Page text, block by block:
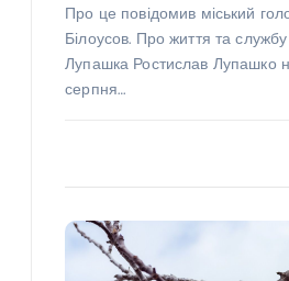
Про це повідомив міський
Білоусов. Про життя та
Лупашка Ростислав Лупашко
серпня…